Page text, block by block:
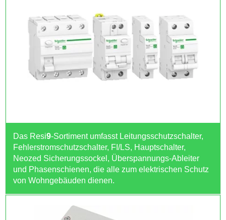
Das Resi9-Sortiment umfasst Leitungsschutzschalter,
Fehlerstromschutzschalter, FI/LS, Hauptschalter,
Neozed Sicherungssockel, Überspannungs-Ableiter
und Phasenschienen, die alle zum elektrischen Schutz
von Wohngebäuden dienen.